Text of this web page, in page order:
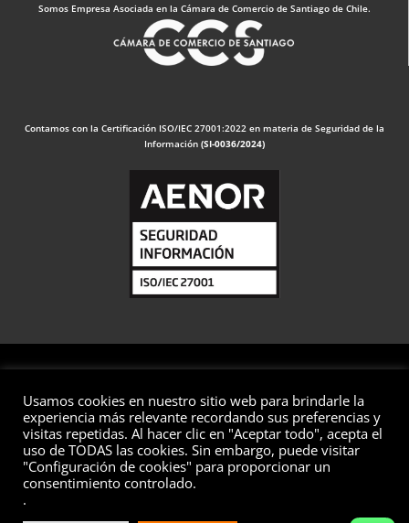
Somos Empresa Asociada en la Cámara de Comercio de Santiago de Chile.
Contamos con la Certificación ISO/IEC 27001:2022 en materia de Seguridad de la
Información (SI-0036/2024)
© 2026 Valuaciones
Todos los derechos reservados
Aviso LegalPolítica de PrivacidadPolítica de Cookies
Usamos cookies en nuestro sitio web para brindarle la
experiencia más relevante recordando sus preferencias y
visitas repetidas. Al hacer clic en "Aceptar todo", acepta el
uso de TODAS las cookies. Sin embargo, puede visitar
"Configuración de cookies" para proporcionar un
consentimiento controlado.
.